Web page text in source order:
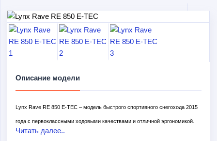
Описание модели
Lynx Rave RE 850 E-TEC – модель быстрого спортивного снегохода 2015
года с первоклассными ходовыми качествами и отличной эргономикой.
Предназначен для эксплуатации в местности со сложным рельефом и
Читать далее..